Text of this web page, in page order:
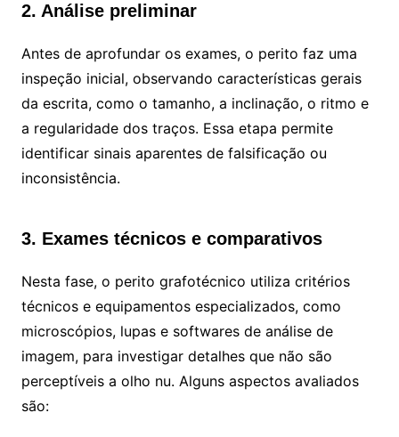
2. Análise preliminar
Antes de aprofundar os exames, o perito faz uma
inspeção inicial, observando características gerais
da escrita, como o tamanho, a inclinação, o ritmo e
a regularidade dos traços. Essa etapa permite
identificar sinais aparentes de falsificação ou
inconsistência.
3. Exames técnicos e comparativos
Nesta fase, o perito grafotécnico utiliza critérios
técnicos e equipamentos especializados, como
microscópios, lupas e softwares de análise de
imagem, para investigar detalhes que não são
perceptíveis a olho nu. Alguns aspectos avaliados
são: